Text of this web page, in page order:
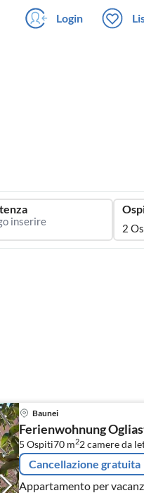
Login
2
Baunei
Ferienwohnung
5 Ospiti70 m22camere da
Cancellazione gratuita
Appartamento per